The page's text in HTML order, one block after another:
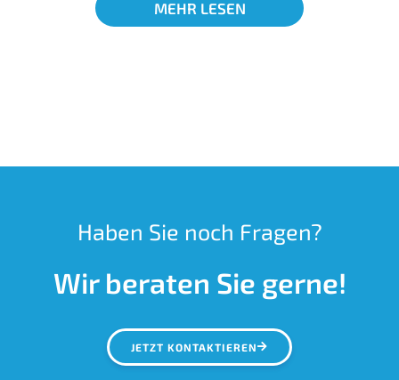
MEHR LESEN
Haben Sie noch Fragen?
Wir beraten Sie gerne!
JETZT KONTAKTIEREN